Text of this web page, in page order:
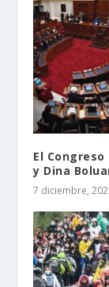
El
y Dina
7 diciembre,